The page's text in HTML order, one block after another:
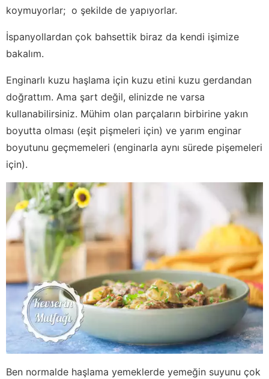
koymuyorlar; o şekilde de yapıyorlar.
İspanyollardan çok bahsettik biraz da kendi işimize
bakalım.
Enginarlı kuzu haşlama için kuzu etini kuzu gerdandan
doğrattım. Ama şart değil, elinizde ne varsa
kullanabilirsiniz. Mühim olan parçaların birbirine yakın
boyutta olması (eşit pişmeleri için) ve yarım enginar
boyutunu geçmemeleri (enginarla aynı sürede pişemeleri
için).
Ben normalde haşlama yemeklerde yemeğin suyunu çok